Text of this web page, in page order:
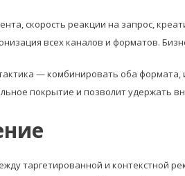
скорость реакции на запрос,
всех каналов и форматов.
— комбинировать оба формата,
покрытие и позволит удержать
таргетированной и контекстной